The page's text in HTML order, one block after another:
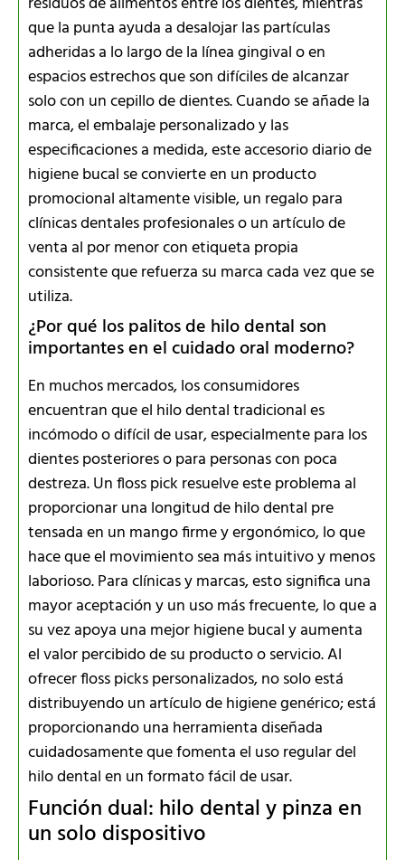
que la punta ayuda a desalojar las partículas
adheridas a lo largo de la línea gingival o en
espacios estrechos que son difíciles de alcanzar
solo con un cepillo de dientes. Cuando se añade la
marca, el embalaje personalizado y las
especificaciones a medida, este accesorio diario de
higiene bucal se convierte en un producto
promocional altamente visible, un regalo para
clínicas dentales profesionales o un artículo de
venta al por menor con etiqueta propia
consistente que refuerza su marca cada vez que se
utiliza.
¿Por qué los palitos de hilo dental son
importantes en el cuidado oral moderno?
En muchos mercados, los consumidores
encuentran que el hilo dental tradicional es
incómodo o difícil de usar, especialmente para los
dientes posteriores o para personas con poca
destreza. Un floss pick resuelve este problema al
proporcionar una longitud de hilo dental pre
tensada en un mango firme y ergonómico, lo que
hace que el movimiento sea más intuitivo y menos
laborioso. Para clínicas y marcas, esto significa una
mayor aceptación y un uso más frecuente, lo que a
su vez apoya una mejor higiene bucal y aumenta
el valor percibido de su producto o servicio. Al
ofrecer floss picks personalizados, no solo está
distribuyendo un artículo de higiene genérico; está
proporcionando una herramienta diseñada
cuidadosamente que fomenta el uso regular del
hilo dental en un formato fácil de usar.
Función dual: hilo dental y pinza en
un solo dispositivo